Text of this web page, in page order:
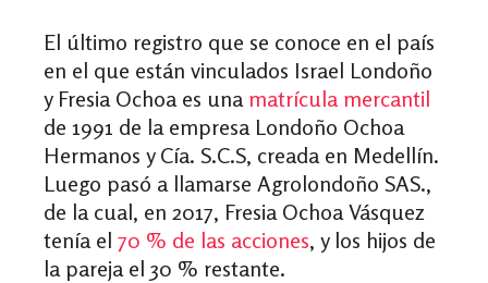
El último registro que se conoce en el país
en el que están vinculados Israel Londoño
y Fresia Ochoa es una matrícula mercantil
de 1991 de la empresa Londoño Ochoa
Hermanos y Cía. S.C.S, creada en Medellín.
Luego pasó a llamarse Agrolondoño SAS.,
de la cual, en 2017, Fresia Ochoa Vásquez
tenía el 70 % de las acciones, y los hijos de
la pareja el 30 % restante.